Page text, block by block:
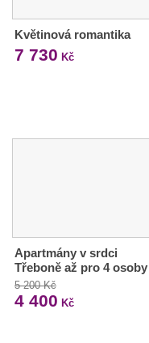
Květinová romantika
7 730 Kč
Apartmány v srdci
Třeboně až pro 4 osoby
5 200 Kč
4 400 Kč